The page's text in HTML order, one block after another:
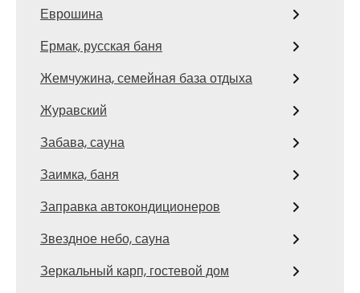
Еврошина
Ермак, русская баня
Жемчужина, семейная база отдыха
Журавский
Забава, сауна
Заимка, баня
Заправка автокондиционеров
Звездное небо, сауна
Зеркальный карп, гостевой дом